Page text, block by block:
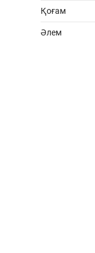
Қоғам
Әлем